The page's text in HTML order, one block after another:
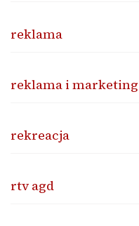
reklama
reklama i marketing
rekreacja
rtv agd